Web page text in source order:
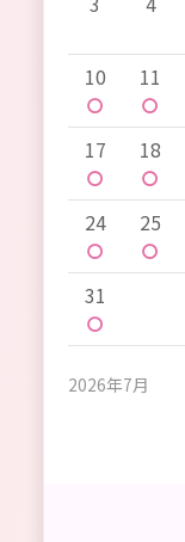
10
〇
11
〇
17
〇
18
〇
24
〇
25
〇
31
〇
2026年7月